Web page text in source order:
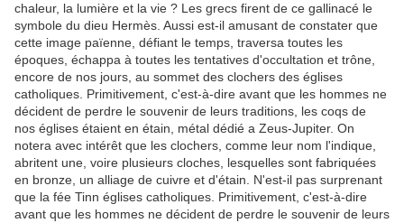
chaleur, la lumière et la vie ? Les grecs firent de ce gallinacé le
symbole du dieu Hermès. Aussi est-il amusant de constater que
cette image païenne, défiant le temps, traversa toutes les
époques, échappa à toutes les tentatives d'occultation et trône,
encore de nos jours, au sommet des clochers des églises
catholiques. Primitivement, c'est-à-dire avant que les hommes ne
décident de perdre le souvenir de leurs traditions, les coqs de
nos églises étaient en étain, métal dédié a Zeus-Jupiter. On
notera avec intérêt que les clochers, comme leur nom l'indique,
abritent une, voire plusieurs cloches, lesquelles sont fabriquées
en bronze, un alliage de cuivre et d'étain. N'est-il pas surprenant
que la fée Tinn églises catholiques. Primitivement, c'est-à-dire
avant que les hommes ne décident de perdre le souvenir de leurs